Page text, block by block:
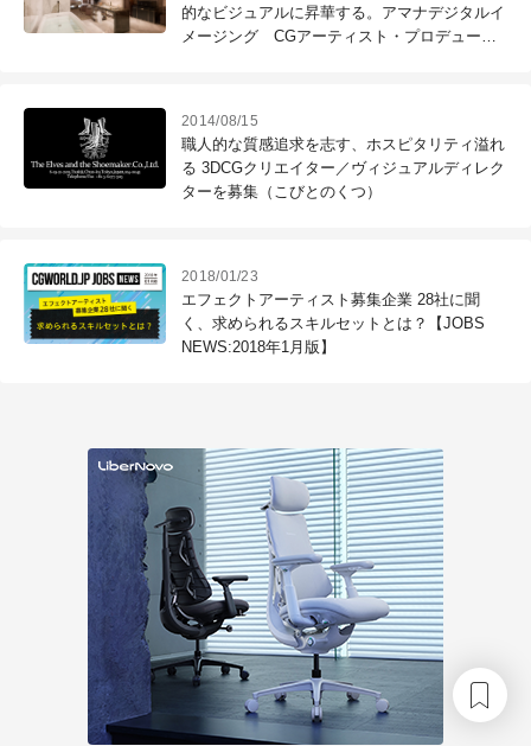
的なビジュアルに昇華する。アマナデジタルイ
メージング CGアーティスト・プロデューサ
2014/08/15
職人的な質感追求を志す、ホスピタリティ溢れ
る 3DCGクリエイター／ヴィジュアルディレク
ターを募集（こびとのくつ）
2018/01/23
エフェクトアーティスト募集企業 28社に聞
く、求められるスキルセットとは？【JOBS
NEWS:2018年1月版】